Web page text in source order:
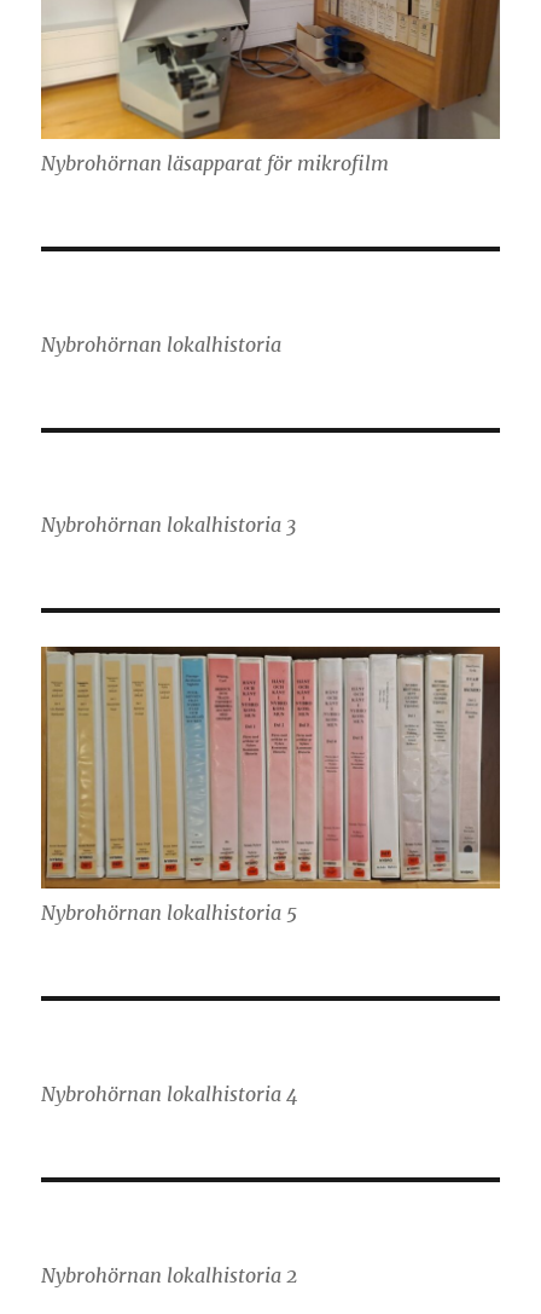
Nybrohörnan läsapparat för mikrofilm
Nybrohörnan lokalhistoria
Nybrohörnan lokalhistoria 3
Nybrohörnan lokalhistoria 5
Nybrohörnan lokalhistoria 4
Nybrohörnan lokalhistoria 2